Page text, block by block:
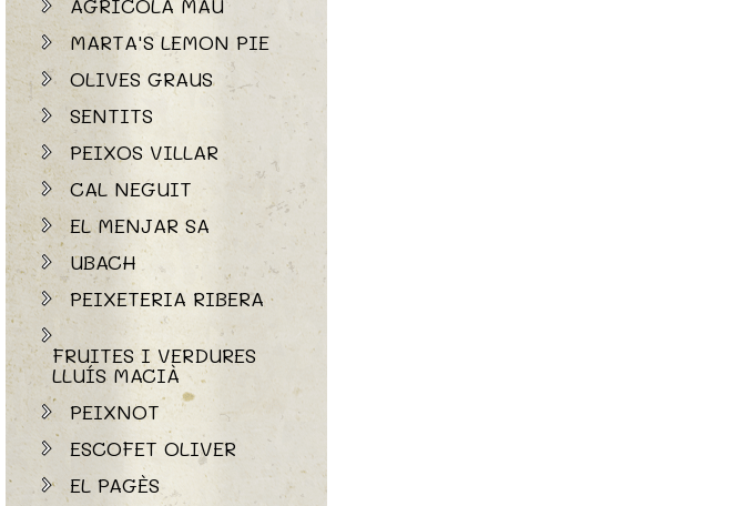
MARTA'S LEMON PIE
OLIVES GRAUS
SENTITS
PEIXOS VILLAR
CAL NEGUIT
EL MENJAR SA
UBACH
PEIXETERIA RIBERA
FRUITES I VERDURES
LLUÍS MACIÀ
PEIXNOT
ESCOFET OLIVER
EL PAGÈS